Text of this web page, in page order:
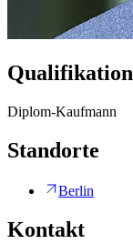
Qualifikation
Diplom-Kaufmann
Standorte
Berlin
Kontakt